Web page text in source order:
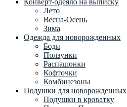
Конверт-одеяло на выписку
Лето
Весна-Осень
Зима
Одежда для новорожденных
Боди
Ползунки
Распашонки
Кофточки
Комбинезоны
Подушки для новорожденных
Подушки в кроватку